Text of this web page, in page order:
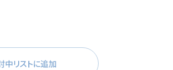
中リストに追加